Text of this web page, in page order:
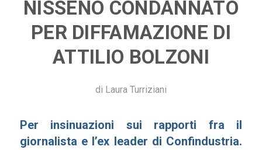
NISSENO CONDANNATO
PER DIFFAMAZIONE DI
ATTILIO BOLZONI
di Laura Turriziani
Per insinuazioni sui rapporti fra il
giornalista e l’ex leader di Confindustria.